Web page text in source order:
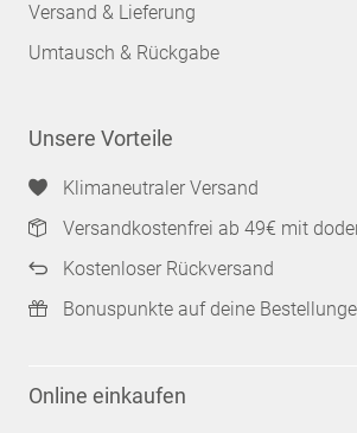
Versand & Lieferung
Umtausch & Rückgabe
Unsere Vorteile
Klimaneutraler Versand
Versandkostenfrei ab 49€ mit
Kostenloser Rückversand
Bonuspunkte auf deine
Online einkaufen